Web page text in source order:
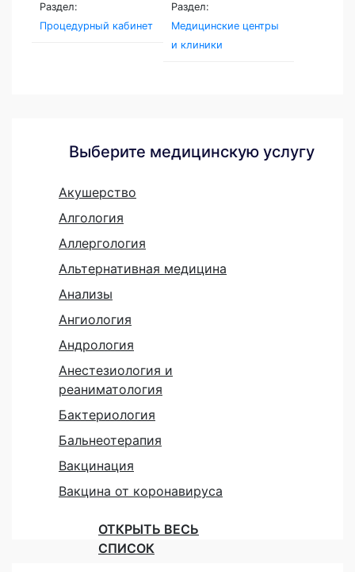
Раздел:
Процедурный кабинет
Раздел:
Медицинские центры
и клиники
Выберите медицинскую услугу
Акушерство
Алгология
Аллергология
Альтернативная медицина
Анализы
Ангиология
Андрология
Анестезиология и
реаниматология
Бактериология
Бальнеотерапия
Вакцинация
Вакцина от коронавируса
ОТКРЫТЬ ВЕСЬ
СПИСОК